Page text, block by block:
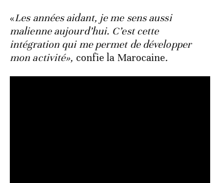
«Les années aidant, je me sens aussi
malienne aujourd’hui. C’est cette
intégration qui me permet de développer
mon activité», confie la Marocaine.